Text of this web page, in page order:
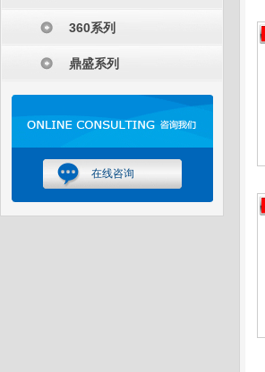
360系列
鼎盛系列
在线咨询